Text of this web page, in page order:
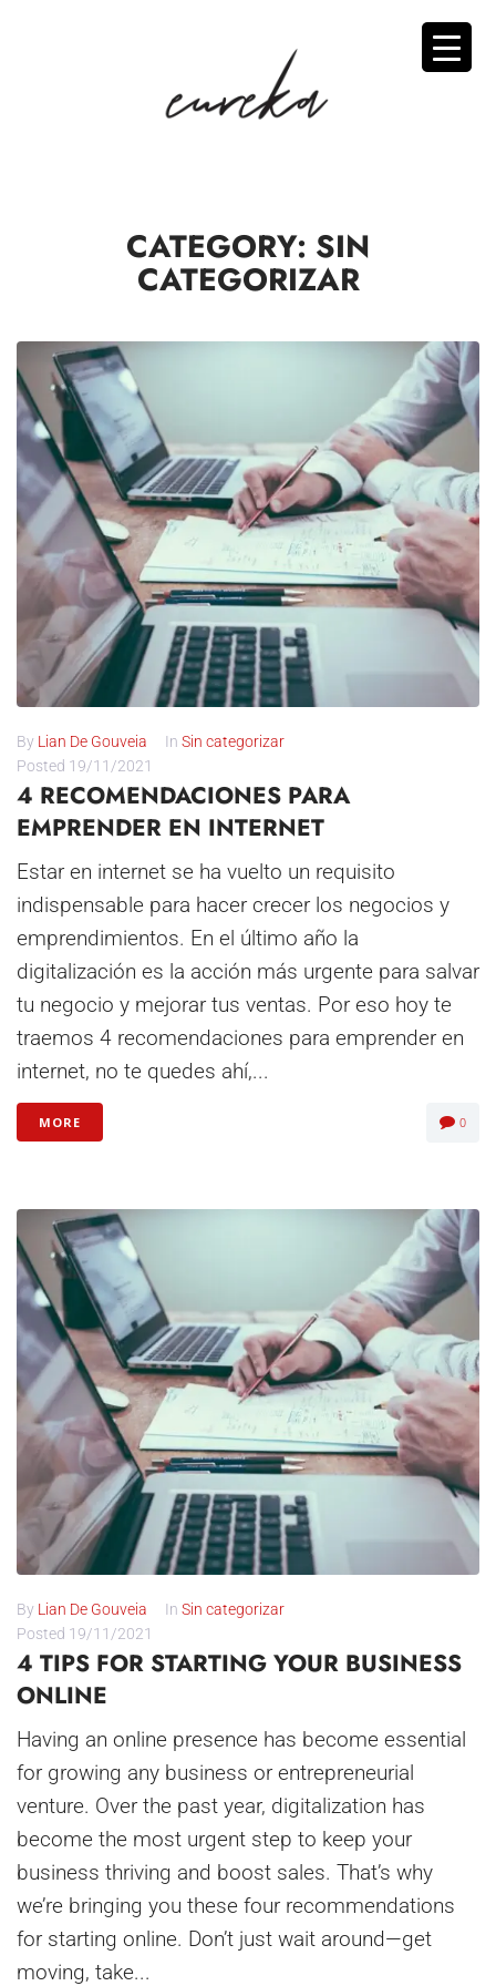
CATEGORY: SIN
CATEGORIZAR
By Lian De Gouveia In Sin categorizar
Posted 19/11/2021
4 RECOMENDACIONES PARA
EMPRENDER EN INTERNET
Estar en internet se ha vuelto un requisito
indispensable para hacer crecer los negocios y
emprendimientos. En el último año la
digitalización es la acción más urgente para salvar
tu negocio y mejorar tus ventas. Por eso hoy te
traemos 4 recomendaciones para emprender en
internet, no te quedes ahí,...
MORE 0
By Lian De Gouveia In Sin categorizar
Posted 19/11/2021
4 TIPS FOR STARTING YOUR BUSINESS
ONLINE
Having an online presence has become essential
for growing any business or entrepreneurial
venture. Over the past year, digitalization has
become the most urgent step to keep your
business thriving and boost sales. That’s why
we’re bringing you these four recommendations
for starting online. Don’t just wait around—get
moving, take...